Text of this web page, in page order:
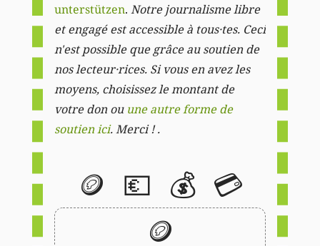
unterstützen. Notre journalisme libre
et engagé est accessible à tous·tes. Ceci
n'est possible que grâce au soutien de
nos lecteur·rices. Si vous en avez les
moyens, choisissez le montant de
votre don ou une autre forme de
soutien ici. Merci ! .
🪙 💶 💰 💳
🪙